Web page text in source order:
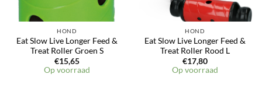
HOND
Eat Slow Live Longer Feed &
Treat Roller Groen S
€15,65
Op voorraad
HOND
Eat Slow Live Longer Feed &
Treat Roller Rood L
€17,80
Op voorraad